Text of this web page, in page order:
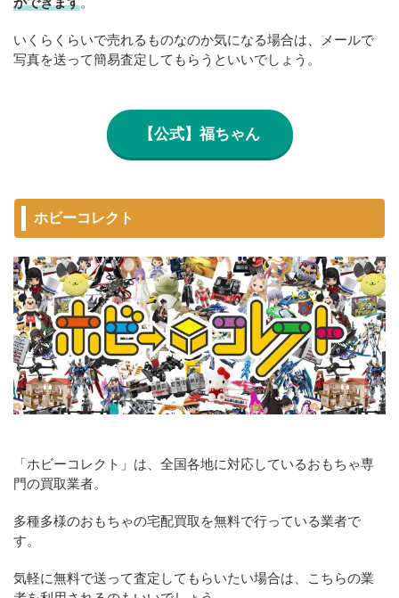
いくらくらいで売れるものなのか気になる場合は、メールで
写真を送って簡易査定してもらうといいでしょう。
【公式】福ちゃん
ホビーコレクト
「ホビーコレクト」は、全国各地に対応しているおもちゃ専
門の買取業者。
多種多様のおもちゃの宅配買取を無料で行っている業者で
す。
気軽に無料で送って査定してもらいたい場合は、こちらの業